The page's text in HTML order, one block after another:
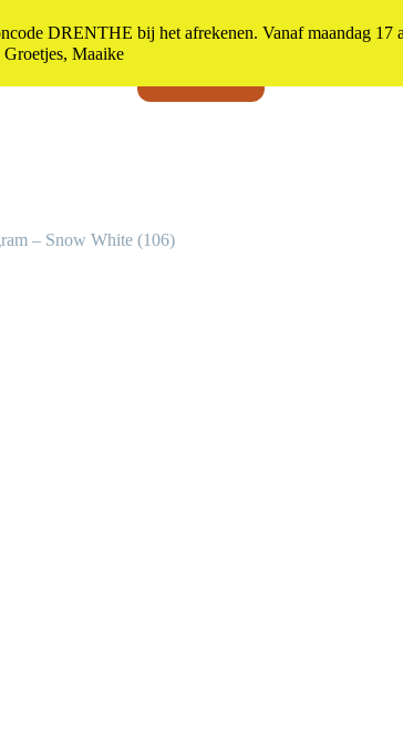
– Snow White (106)
DRENTHE bij het afrekenen. Vanaf maandag 17
Maaike